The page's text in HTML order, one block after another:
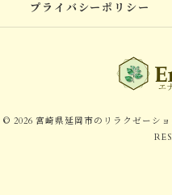
プライバシーポリシー
© 2026 宮崎県延岡市のリラクゼーシ